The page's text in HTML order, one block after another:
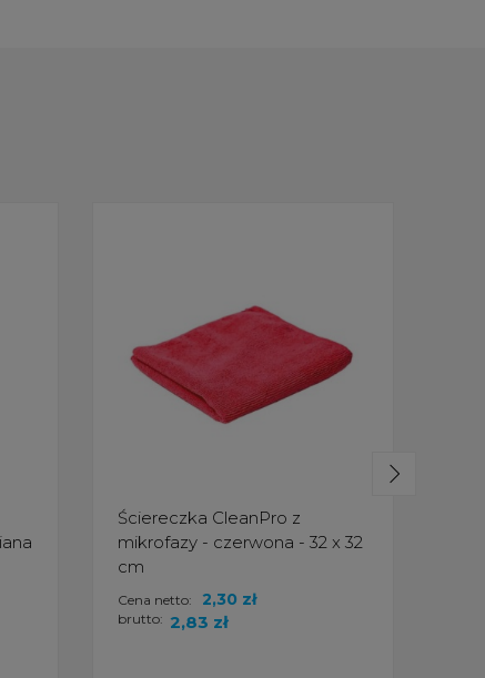
Ściereczka CleanPro z
mikrofazy - czerwona - 32 x 32
cm
brutto: 2,83 zł
Cena netto: 2,30 zł